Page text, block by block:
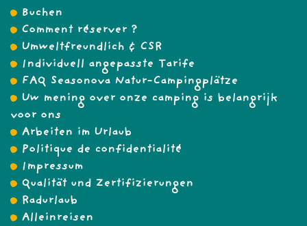
Buchen
Comment réserver ?
Umweltfreundlich & CSR
Individuell angepasste Tarife
FAQ Seasonova Natur-Campingplätze
Uw mening over onze camping is belangrijk
voor ons
Arbeiten im Urlaub
Politique de confidentialité
Impressum
Qualität und Zertifizierungen
Radurlaub
Alleinreisen